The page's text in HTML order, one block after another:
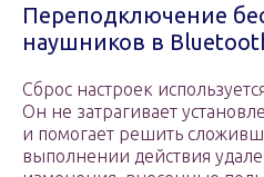
Переподключение
наушников в
Сброс настроек
Он не затрагивает
и помогает решить
выполнении действия